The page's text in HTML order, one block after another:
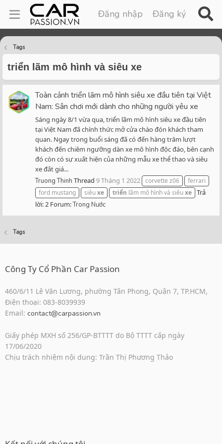
Đăng nhập Đăng ký
Tags
triển lãm mô hình và siêu xe
Toàn cảnh triển lãm mô hình siêu xe đầu tiên tại Việt
Nam: Sân chơi mới dành cho những người yêu xe
Sáng ngày 8/1 vừa qua, triển lãm mô hình siêu xe đầu tiên
tại Việt Nam đã chính thức mở cửa chào đón khách tham
quan. Ngay trong buổi sáng đã có đến hàng trăm lượt
khách đến chiêm ngưỡng dàn xe mô hình độc đáo, bên cạnh
đó còn có sự xuất hiện của những mẫu xe thể thao và siêu
xe đắt giá...
Truong Thinh Thread 9 Tháng 1 2022 corvette z06
ferrari
ford mustang
siêuxe triển lãm mô hình và siêuxe Trả
lời: 2 Forum:Trong Nước
Tags
Công Ty Cổ Phần Car Passion
460/6/11 Lê Văn Lương, phường Tân Phong, Quận 7, TP.HCM,
Điện thoại: 083-8039939
Email: contact@carpassion.vn
Giấy phép MXH số 256/GP-BTTTT do Bộ TTTT cấp ngày
17/06/2020
Chịu trách nhiệm nội dung: Trần Thị Phương Thảo